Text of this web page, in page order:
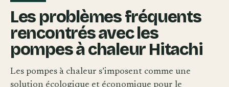
Les problèmes fréquents
rencontrés avec les
pompes à chaleur Hitachi
Les pompes à chaleur s’imposent comme une
solution écologique et économique pour le